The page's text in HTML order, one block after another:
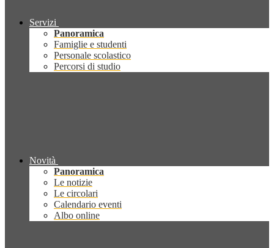
Servizi
Panoramica
Famiglie e studenti
Personale scolastico
Percorsi di studio
Novità
Panoramica
Le notizie
Le circolari
Calendario eventi
Albo online